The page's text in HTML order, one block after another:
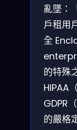
亂墜：
戶租用
全
的特殊
HIPAA
GDPR
的嚴格